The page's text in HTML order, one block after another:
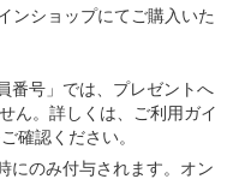
ンショップにてご購⼊いた
番号」では、プレゼントへ
ん。詳しくは、ご利⽤ガイ
確認ください。
にのみ付与されます。オン